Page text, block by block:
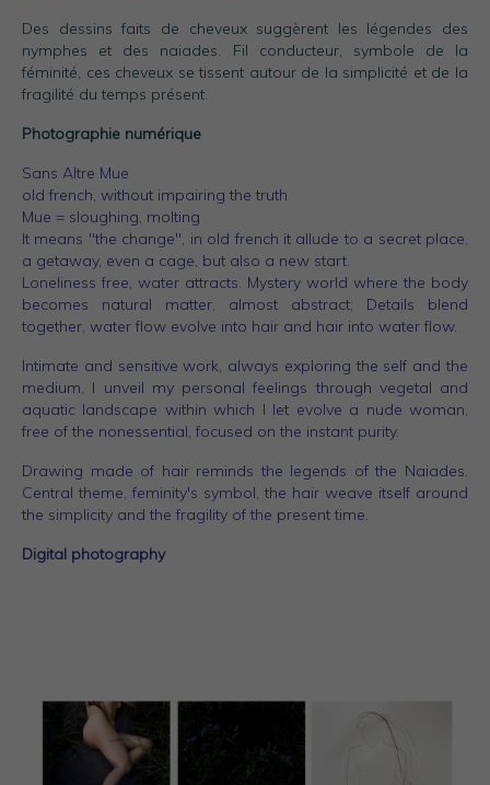
Des dessins faits de cheveux suggèrent les légendes des
nymphes et des naiades. Fil conducteur, symbole de la
féminité, ces cheveux se tissent autour de la simplicité et de la
fragilité du temps présent.
Photographie numérique
Sans Altre Mue
old french, without impairing the truth
Mue = sloughing, molting
It means "the change", in old french it allude to a secret place,
a getaway, even a cage, but also a new start.
Loneliness free, water attracts. Mystery world where the body
becomes natural matter, almost abstract; Details blend
together, water flow evolve into hair and hair into water flow.
Intimate and sensitive work, always exploring the self and the
medium, I unveil my personal feelings through vegetal and
aquatic landscape within which I let evolve a nude woman,
free of the nonessential, focused on the instant purity.
Drawing made of hair reminds the legends of the Naiades.
Central theme, feminity's symbol, the hair weave itself around
the simplicity and the fragility of the present time.
Digital photography